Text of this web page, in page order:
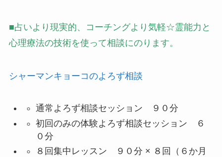
■占いより現実的、コーチングより気軽☆霊能力と
心理療法の技術を使って相談にのります。
シャーマンキョーコのよろず相談
通常よろず相談セッション ９０分
初回のみの体験よろず相談セッション ６
０分
８回集中レッスン ９０分 × ８回（６か月